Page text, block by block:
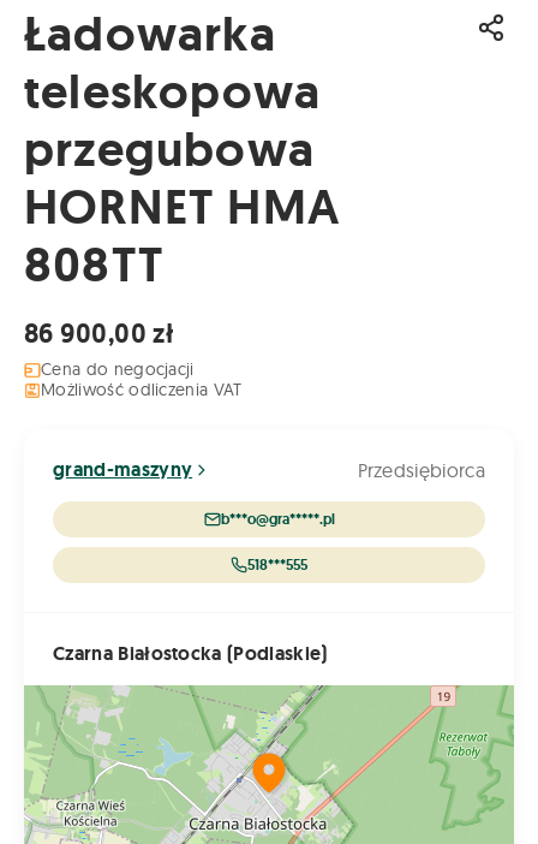
Ładowarka
teleskopowa
przegubowa
HORNET HMA
808TT
86 900,00 zł
Cena do negocjacji
Możliwość odliczenia VAT
grand-maszyny Przedsiębiorca
b***o@gra*****.pl
518***555
Czarna Białostocka (Podlaskie)